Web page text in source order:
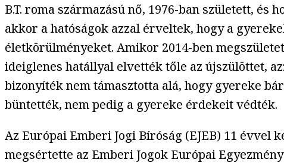
B.T. roma származású nő, 1976-ban született,
akkor a hatóságok azzal érveltek, hogy a
életkörülményeket. Amikor 2014-ben
ideiglenes hatállyal elvették tőle az újszülöttet,
bizonyíték nem támasztotta alá, hogy gyereke
büntették, nem pedig a gyereke érdekeit védték.
Az Európai Emberi Jogi Bíróság (EJEB) 11 évvel
megsértette az Emberi Jogok Európai